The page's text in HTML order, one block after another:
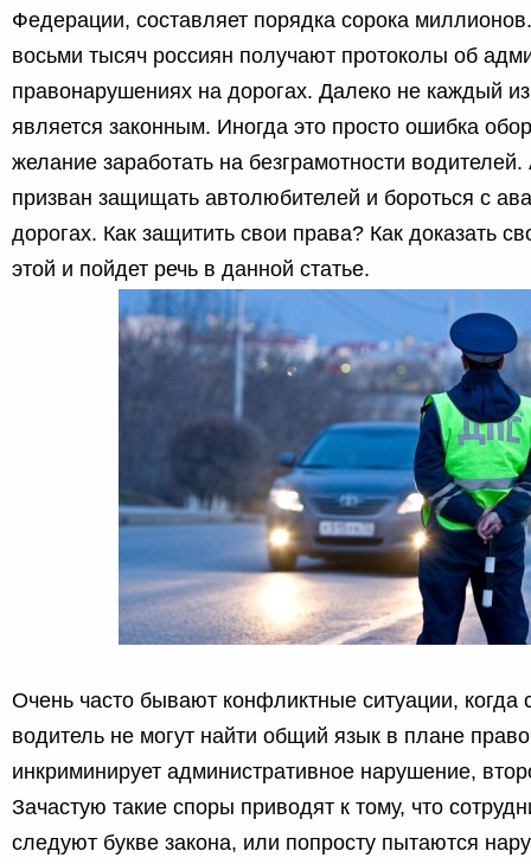
Федерации, составляет порядка сорока
восьми тысяч россиян получают протоколы об
правонарушениях на дорогах. Далеко не каждый
является законным. Иногда это просто ошибка
желание заработать на безграмотности водителей.
призван защищать автолюбителей и бороться с
дорогах. Как защитить свои права? Как доказать
этой и пойдет речь в данной статье.
Очень часто бывают конфликтные ситуации, когда
водитель не могут найти общий язык в плане
инкриминирует административное нарушение,
Зачастую такие споры приводят к тому, что
следуют букве закона, или попросту пытаются